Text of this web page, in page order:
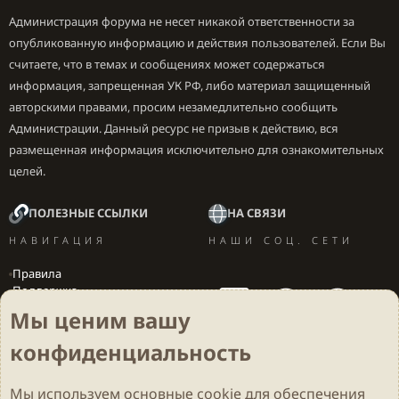
Минимальный урон изменен с [45, 90, 180] на
[45, 90, 216]
Максимальный урон изменен с [55, 110, 220] на
[55, 110, 264]
Aphotic Shield:
Количество блокируемого урона изменено с
Расколотый Страж:
Скорость атаки изменена с 0.59 на[0.59, 0.67,
0.77]
Показатель здоровья изменен с [600, 1100,
Минимальный урон изменен с [75, 150, 250] на
[75, 150, 300]
Администрация форума не несет никакой ответственности за
опубликованную информацию и действия пользователей. Если Вы
считаете, что в темах и сообщениях может содержаться
информация, запрещенная УК РФ, либо материал защищенный
авторскими правами, просим незамедлительно сообщить
Администрации. Данный ресурс не призыв к действию, вся
размещенная информация исключительно для ознакомительных
целей.
ПОЛЕЗНЫЕ ССЫЛКИ
НАВИГАЦИЯ
Правила
Поддержка
Локализация игр
НА СВЯЗИ
НАШИ СОЦ. СЕТИ
Мы ценим вашу
конфиденциальность
Мы используем основные cookieдля обеспечения